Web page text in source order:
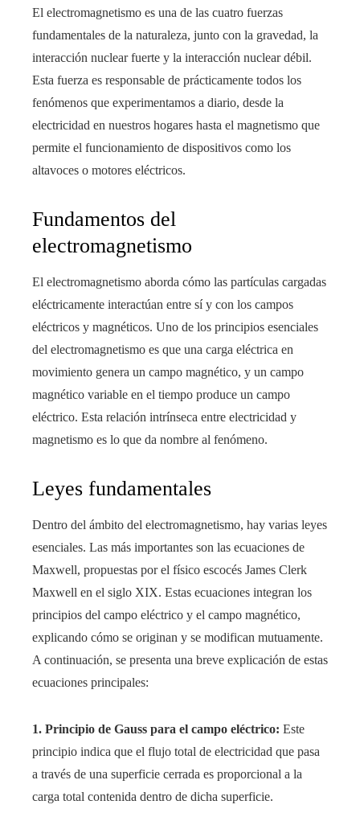
El electromagnetismo es una de las cuatro fuerzas
fundamentales de la naturaleza, junto con la gravedad, la
interacción nuclear fuerte y la interacción nuclear débil.
Esta fuerza es responsable de prácticamente todos los
fenómenos que experimentamos a diario, desde la
electricidad en nuestros hogares hasta el magnetismo que
permite el funcionamiento de dispositivos como los
altavoces o motores eléctricos.
Fundamentos del
electromagnetismo
El electromagnetismo aborda cómo las partículas cargadas
eléctricamente interactúan entre sí y con los campos
eléctricos y magnéticos. Uno de los principios esenciales
del electromagnetismo es que una carga eléctrica en
movimiento genera un campo magnético, y un campo
magnético variable en el tiempo produce un campo
eléctrico. Esta relación intrínseca entre electricidad y
magnetismo es lo que da nombre al fenómeno.
Leyes fundamentales
Dentro del ámbito del electromagnetismo, hay varias leyes
esenciales. Las más importantes son las ecuaciones de
Maxwell, propuestas por el físico escocés James Clerk
Maxwell en el siglo XIX. Estas ecuaciones integran los
principios del campo eléctrico y el campo magnético,
explicando cómo se originan y se modifican mutuamente.
A continuación, se presenta una breve explicación de estas
ecuaciones principales:
1. Principio de Gauss para el campo eléctrico: Este
principio indica que el flujo total de electricidad que pasa
a través de una superficie cerrada es proporcional a la
carga total contenida dentro de dicha superficie.